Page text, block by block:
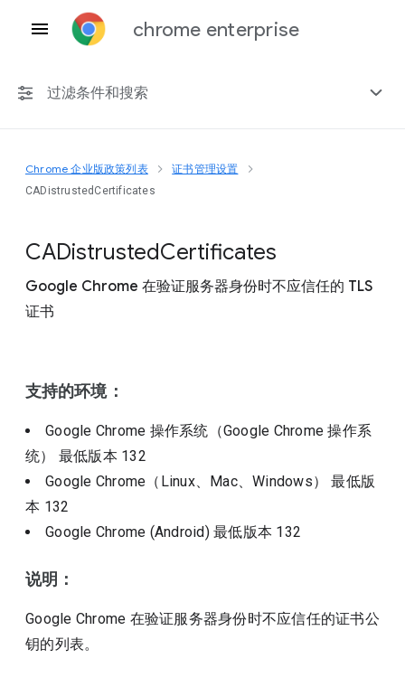
chrome enterprise
过滤条件和搜索
任何平台
Chrome 企业版政策列表 证书管理设置
CADistrustedCertificates
CADistrustedCertificates
Google Chrome 在验证服务器身份时不应信任的 TLS
证书
支持的环境：
Google Chrome 操作系统（Google Chrome 操作系
统） 最低版本 132
Google Chrome（Linux、Mac、Windows）最低版
本 132
Google Chrome (Android)最低版本 132
说明：
Google Chrome 在验证服务器身份时不应信任的证书公
钥的列表。